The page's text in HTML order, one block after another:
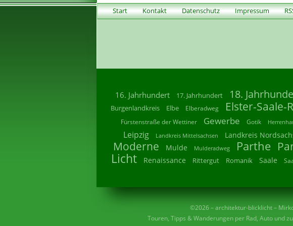
Start Kontakt Datenschutz Impressum
16. Jahrhundert 17. Jahrhundert 18.
Burgenlandkreis Elbe Elberadweg Elster-Saale-
Fürstenstraße der Wettiner Gewerbe Gotik
Leipzig
Landkreis Mittelsachsen Landkreis
Moderne Mulde Mulderadweg Parthe
Licht
Renaissance Rittergut Romanik Saale
©2026 – architektur-blicklicht –
Touren, Tipps & Wanderungen per Rad, Auto und